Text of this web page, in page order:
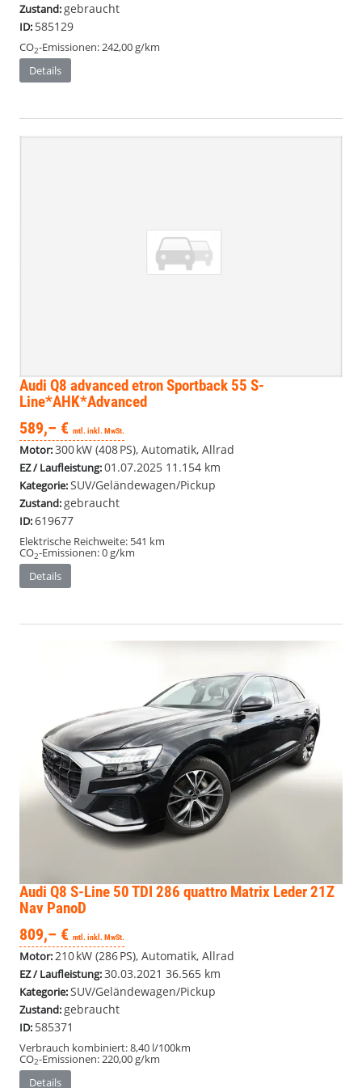
Zustand:gebraucht
ID: 585129
CO2-Emissionen:242,00 g/km
Details
Audi Q8 advanced etron Sportback 55 S-
Line*AHK*Advanced
589,– € mtl. inkl. MwSt.
Motor:300 kW (408 PS), Automatik, Allrad
EZ / Laufleistung:01.07.2025 11.154 km
Kategorie:SUV/Geländewagen/Pickup
Zustand:gebraucht
ID:619677
Elektrische Reichweite: 541 km
CO2-Emissionen:0 g/km
Details
Audi Q8 S-Line 50 TDI 286 quattro Matrix Leder 21Z
Nav PanoD
809,– € mtl. inkl. MwSt.
Motor: 210 kW (286 PS), Automatik, Allrad
EZ / Laufleistung:30.03.2021 36.565 km
Kategorie:SUV/Geländewagen/Pickup
Zustand: gebraucht
ID: 585371
Verbrauch kombiniert:8,40 l/100km
CO2-Emissionen:220,00 g/km
Details